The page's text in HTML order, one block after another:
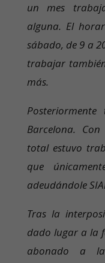
un mes
alguna. El
sábado, de 9 a
trabajar
más.
Barcelona.
total estuvo
que
adeudándole
Tras la
dado lugar a la
abonado a